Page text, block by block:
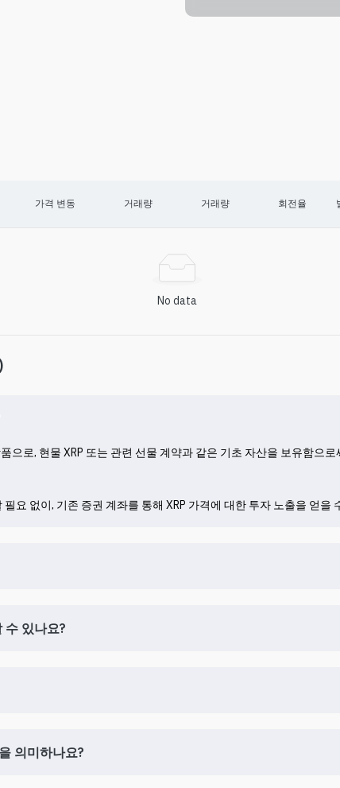
가격 변동 거래량 거래량 회전율
No data
로, 현물 XRP 또는 관련 선물 계약과 같은 기초 자산을 보유함으로
요 없이, 기존 증권 계좌를 통해 XRP 가격에 대한 투자 노출을 얻을
수 있나요?
의미하나요?